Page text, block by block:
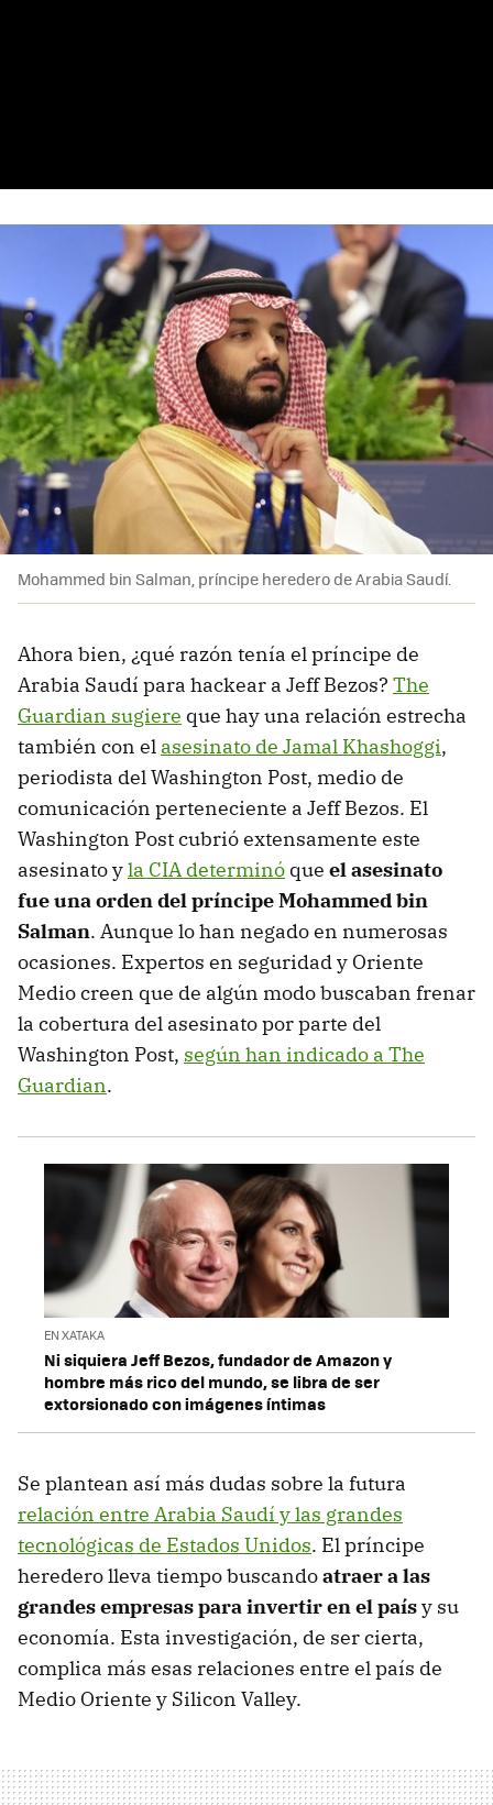
Mohammed bin Salman, príncipe heredero de Arabia Saudí.
Ahora bien, ¿qué razón tenía el príncipe de
Arabia Saudí para hackear a Jeff Bezos? The
Guardian sugiere que hay una relación estrecha
también con el asesinato de Jamal Khashoggi,
periodista del Washington Post, medio de
comunicación perteneciente a Jeff Bezos. El
Washington Post cubrió extensamente este
asesinato yla CIA determinó que el asesinato
fue una orden del príncipe Mohammed bin
Salman. Aunque lo han negado en numerosas
ocasiones. Expertos en seguridad y Oriente
Medio creen que de algún modo buscaban frenar
la cobertura del asesinato por parte del
Washington Post, según han indicado a The
Guardian.
EN XATAKA
Ni siquiera Jeff Bezos, fundador de Amazon y
hombre más rico del mundo, se libra de ser
extorsionado con imágenes íntimas
Se plantean así más dudas sobre la futura
relación entre Arabia Saudí y las grandes
tecnológicas de Estados Unidos. El príncipe
heredero lleva tiempo buscandoatraer a las
grandes empresas para invertir en el paísy su
economía. Esta investigación, de ser cierta,
complica más esas relaciones entre el país de
Medio Oriente y Silicon Valley.